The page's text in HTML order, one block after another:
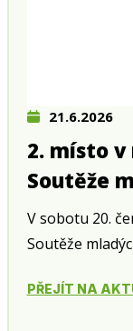
21.6.2026
2. místo
Soutěže
V sobotu 20.
Soutěže
PŘEJÍT NA